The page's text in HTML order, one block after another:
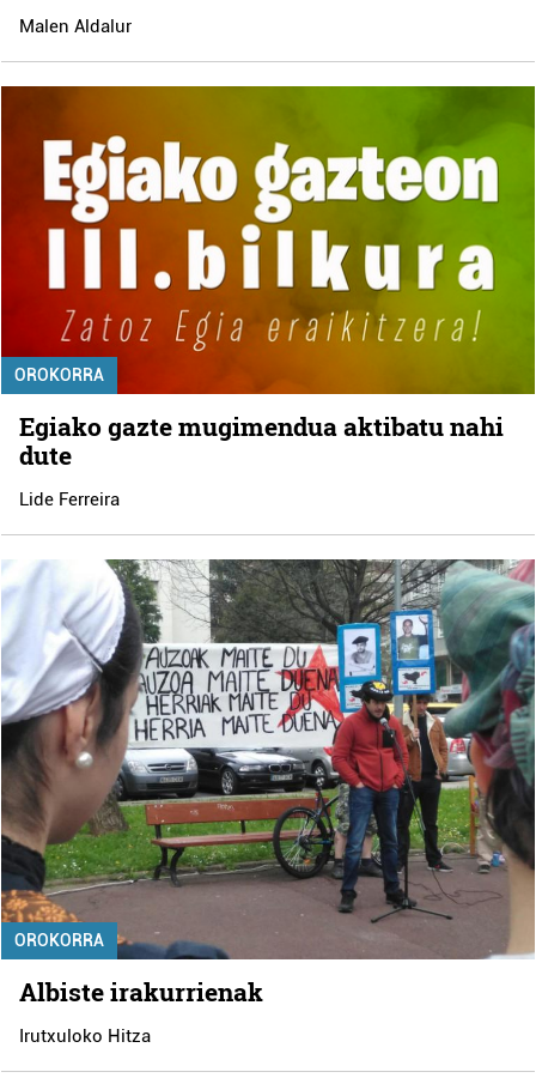
Malen Aldalur
OROKORRA
Egiako gazte mugimendua aktibatu nahi
dute
Lide Ferreira
OROKORRA
Albiste irakurrienak
Irutxuloko Hitza